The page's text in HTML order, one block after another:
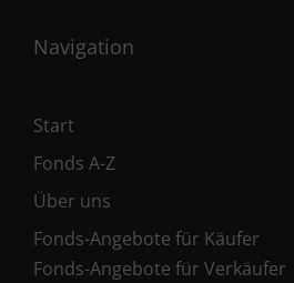
Navigation
Start
Fonds A-Z
Über uns
Fonds-Angebote für Käufer
Fonds-Angebote für Verkäufer